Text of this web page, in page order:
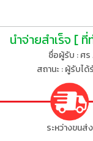
นำจ่ายสำเร็จ [
ชื่อผู้รับ : ศร
สถานะ : ผู้รับไ
ระหว่างขนส่ง